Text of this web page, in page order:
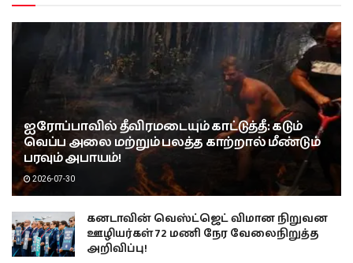
ஐரோப்பாவில் தீவிரமடையும் காட்டுத்தீ: கடும்
வெப்ப அலை மற்றும் பலத்த காற்றால் மீண்டும்
பரவும் அபாயம்!
2026-07-30
கனடாவின் வெஸ்ட்ஜெட் விமான நிறுவன
ஊழியர்கள் 72 மணி நேர வேலைநிறுத்த
அறிவிப்பு!